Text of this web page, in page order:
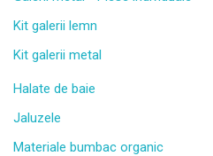
Kit galerii lemn
Kit galerii metal
Halate de baie
Jaluzele
Materiale bumbac organic